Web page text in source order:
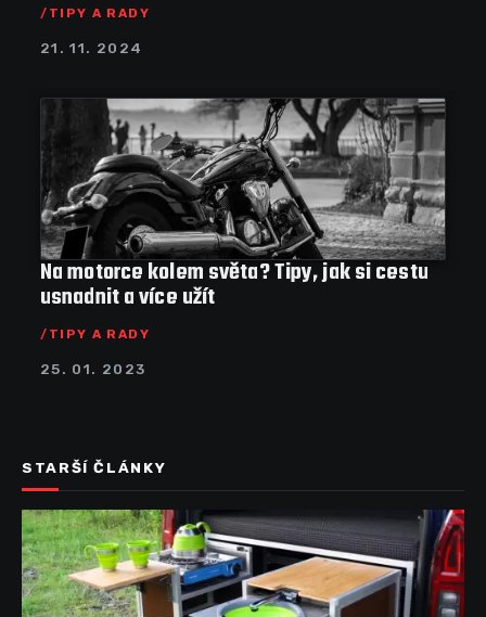
TIPY A RADY
21. 11. 2024
Na motorce kolem světa? Tipy, jak si cestu
usnadnit a více užít
TIPY A RADY
25. 01. 2023
STARŠÍ ČLÁNKY